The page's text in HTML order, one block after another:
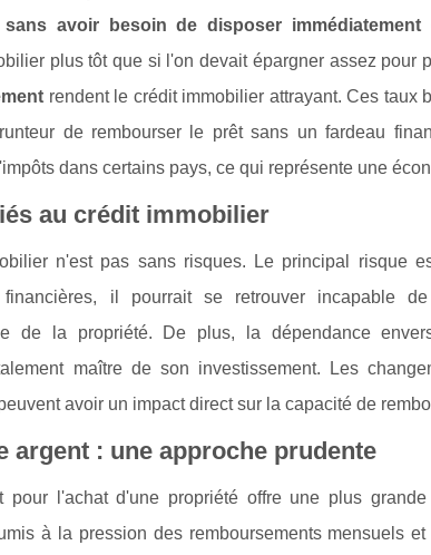
avoir besoin de disposer
plus tôt que si l'on devait épargner assez pour
rendent le crédit immobilier attrayant. Ces taux
de rembourser le prêt sans un fardeau
dans certains pays, ce qui représente une
au crédit immobilier
n'est pas sans risques. Le principal risque
il pourrait se retrouver incapable
de la propriété. De plus, la dépendance
maître de son investissement. Les
avoir un impact direct sur la capacité de
argent : une approche prudente
pour l'achat d'une propriété offre une plus grande
à la pression des remboursements mensuels